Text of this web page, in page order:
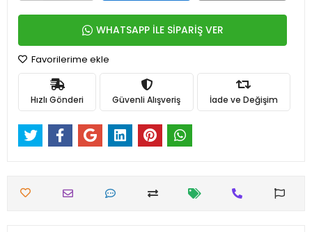
WHATSAPP İLE SİPARİŞ VER
Favorilerime ekle
Hızlı Gönderi Güvenli Alışveriş İade ve Değişim